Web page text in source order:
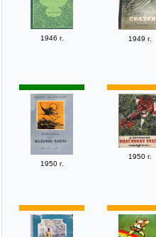
1946 г.
1949 г.
1950 г.
1950 г.